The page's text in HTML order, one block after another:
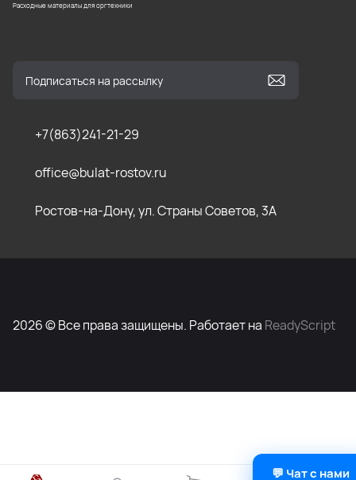
Расходные материалы для оргтехники
+7(863)241-21-29
office@bulat-rostov.ru
Ростов-на-Дону, ул. Страны Советов, 3А
2026 © Все права защищены. Работает на ReadyScript
💬 Чат с нами